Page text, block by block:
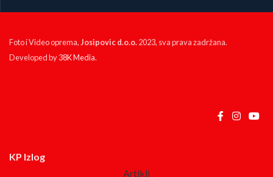
Foto i Video oprema,Josipovic d.o.o.2023, sva prava zadržana.
Developed by38K Media.
KP Izlog
Artikli